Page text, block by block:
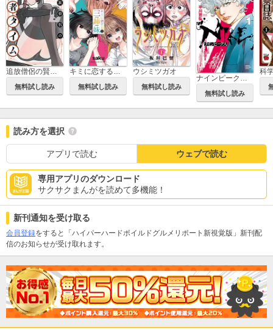
無料試し読み 無料試し読み
ウシミツガオ
無料試し読み
ナインピークス NINE PEAKS
無料試し読み
読み方を選択
アプリで読む ウェブで読む
専用アプリのダウンロード
サクサクまんがを読めて多機能！
新刊通知を受け取る
会員登録をすると「ハイパーハードボイルドグルメリポート新視覚版」新刊配
信のお知らせが受け取れます。